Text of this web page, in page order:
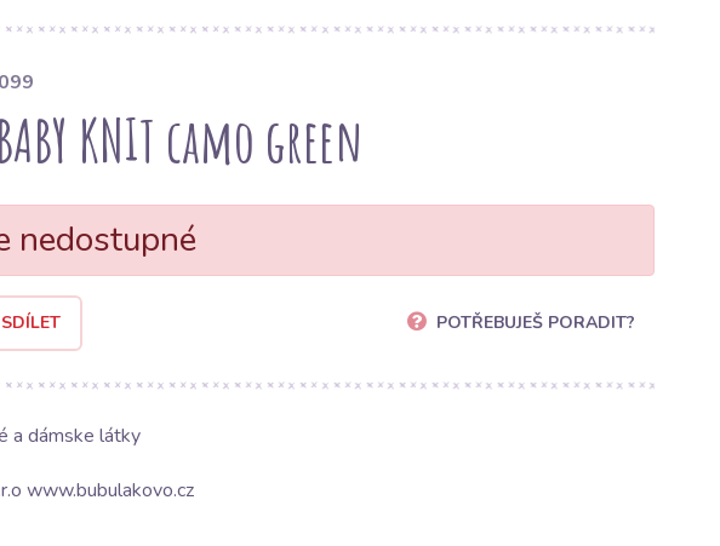
KNIT camo green
nedostupné
SDÍLET POTŘEBUJEŠ PORADIT?
a dámske látky
www.bubulakovo.cz